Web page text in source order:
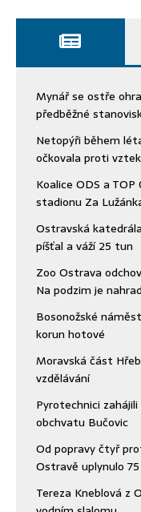
Mynář se ostře
předběžné
Netopýři během
očkovala proti
Koalice ODS a
stadionu Za
Ostravská
píšťal a váží 25 tun
Zoo Ostrava
Na podzim je
Bosonožské
korun hotové
Moravská část
vzdělávání
Pyrotechnici
obchvatu Bučovic
Od popravy čtyř
Ostravě uplynulo
Tereza Kneblová z